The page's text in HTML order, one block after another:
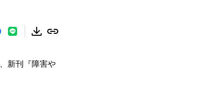
新刊『障害や